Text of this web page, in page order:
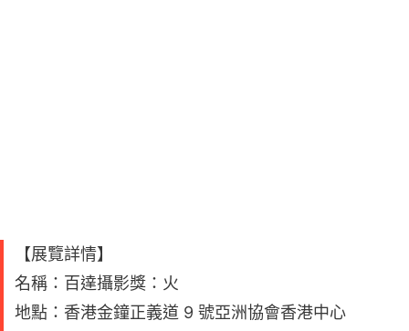
【展覽詳情】
名稱：百達攝影獎：火
地點：香港金鐘正義道 9 號亞洲協會香港中心